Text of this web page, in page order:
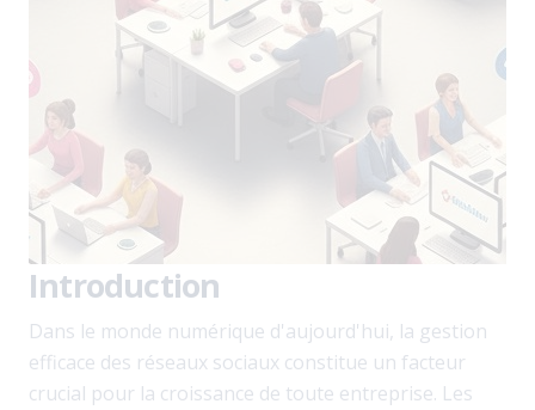
Introduction
Dans le monde numérique d'aujourd'hui, la gestion
efficace des réseaux sociaux constitue un facteur
crucial pour la croissance de toute entreprise. Les